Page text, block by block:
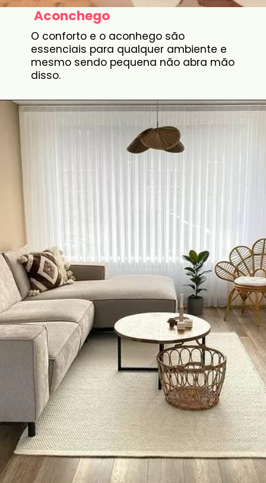
Aconchego
O conforto e o aconhego são
essenciais para qualquer ambiente e
mesmo sendo pequena não abra mão
disso.